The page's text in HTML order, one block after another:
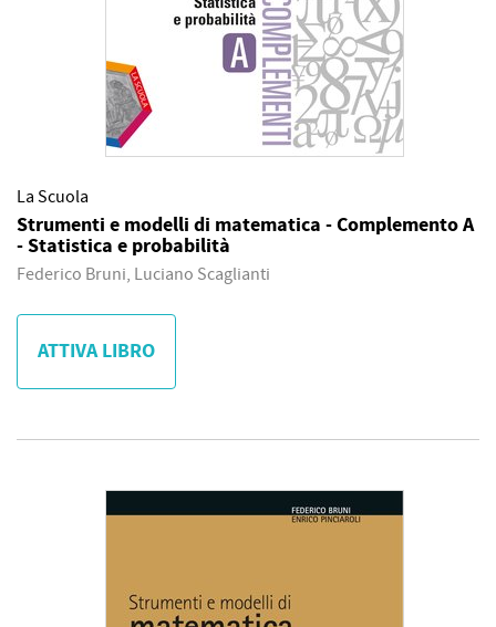
La Scuola
Strumenti e modelli di matematica - Complemento A
- Statistica e probabilità
Federico Bruni, Luciano Scaglianti
ATTIVA LIBRO